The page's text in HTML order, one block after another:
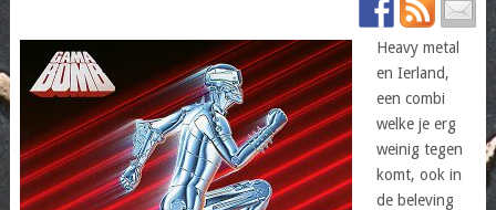
Heavy metal
en Ierland,
een combi
welke je erg
weinig tegen
komt, ook in
de beleving